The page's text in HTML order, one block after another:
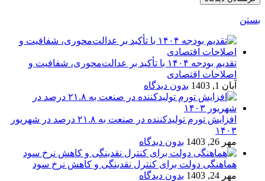
بستن
تقدیم بودجه ۱۴۰۴ با تأکید بر عدالت‌محوری، شفافیت و
اصلاحات اقتصادی
آبان 1, 1403
بدون دیدگاه
افزایش تورم تولیدکننده در صنعت به ۲۱.۸ درصد در شهریور
۱۴۰۳
مهر 26, 1403
بدون دیدگاه
هماهنگی دولت برای کنترل نقدینگی و کاهش نرخ سود
مهر 24, 1403
بدون دیدگاه